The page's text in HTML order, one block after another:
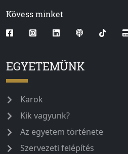
Kövess minket
EGYETEMÜNK
Karok
Kik vagyunk?
Az egyetem története
Szervezeti felépítés